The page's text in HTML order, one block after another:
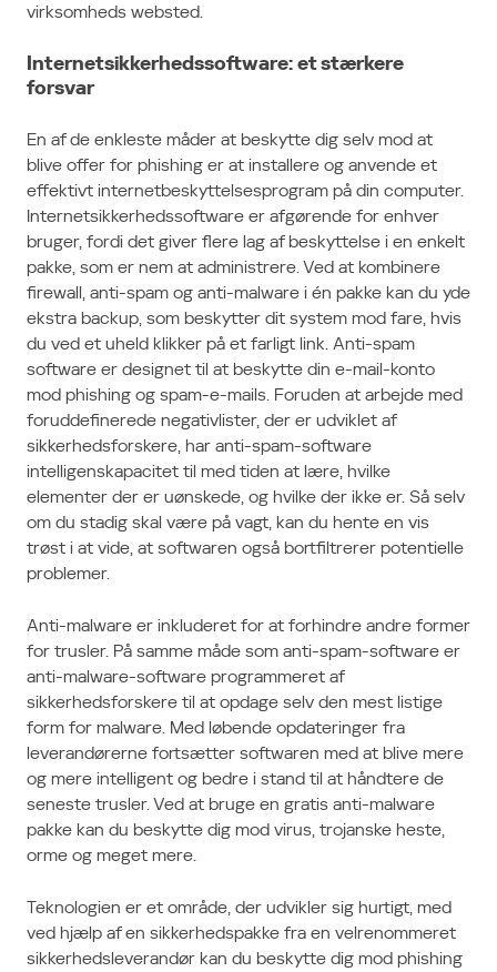
virksomheds websted.
Internetsikkerhedssoftware: et stærkere
forsvar
En af de enkleste måder at beskytte dig selv mod at
blive offer for phishing er at installere og anvende et
effektivt internetbeskyttelsesprogram på din computer.
Internetsikkerhedssoftware er afgørende for enhver
bruger, fordi det giver flere lag af beskyttelse i en enkelt
pakke, som er nem at administrere. Ved at kombinere
firewall, anti-spam og anti-malware i én pakke kan du yde
ekstra backup, som beskytter dit system mod fare, hvis
du ved et uheld klikker på et farligt link. Anti-spam
software er designet til at beskytte din e-mail-konto
mod phishing og spam-e-mails. Foruden at arbejde med
foruddefinerede negativlister, der er udviklet af
sikkerhedsforskere, har anti-spam-software
intelligenskapacitet til med tiden at lære, hvilke
elementer der er uønskede, og hvilke der ikke er. Så selv
om du stadig skal være på vagt, kan du hente en vis
trøst i at vide, at softwaren også bortfiltrerer potentielle
problemer.
Anti-malware er inkluderet for at forhindre andre former
for trusler. På samme måde som anti-spam-software er
anti-malware-software programmeret af
sikkerhedsforskere til at opdage selv den mest listige
form for malware. Med løbende opdateringer fra
leverandørerne fortsætter softwaren med at blive mere
og mere intelligent og bedre i stand til at håndtere de
seneste trusler. Ved at bruge en gratis anti-malware
pakke kan du beskytte dig mod virus, trojanske heste,
orme og meget mere.
Teknologien er et område, der udvikler sig hurtigt, med
ved hjælp af en sikkerhedspakke fra en velrenommeret
sikkerhedsleverandør kan du beskytte dig mod phishing